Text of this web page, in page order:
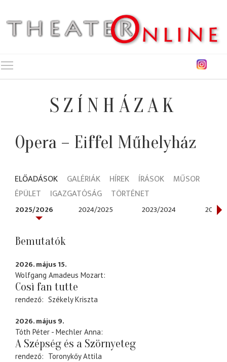
SZÍNHÁZAK
Opera – Eiffel Műhelyház
ELŐADÁSOK GALÉRIÁK HÍREK ÍRÁSOK
MŰSOR
ÉPÜLET
IGAZGATÓSÁG TÖRTÉNET
2025/2026 2024/2025 2023/2024 2021/
Bemutatók
2026. május 15.
Wolfgang Amadeus Mozart
Così fan tutte
rendező Székely Kriszta
2026. május 9.
Tóth Péter - Mechler Anna
A Szépség és a Szörnyeteg
rendező Toronykőy Attila